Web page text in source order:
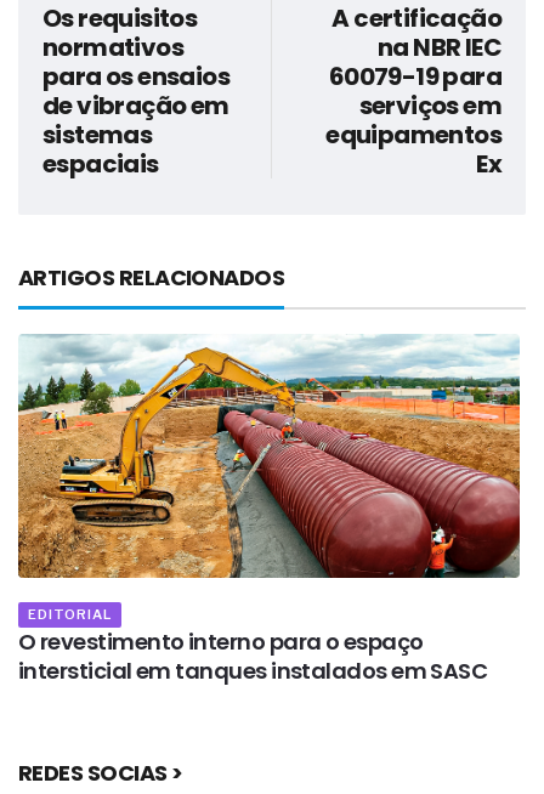
Os requisitos
normativos
para os ensaios
de vibração em
sistemas
espaciais
A certificação
na NBR IEC
60079-19 para
serviços em
equipamentos
Ex
ARTIGOS RELACIONADOS
EDITORIAL
O revestimento interno para o espaço
intersticial em tanques instalados em SASC
REDES SOCIAS >